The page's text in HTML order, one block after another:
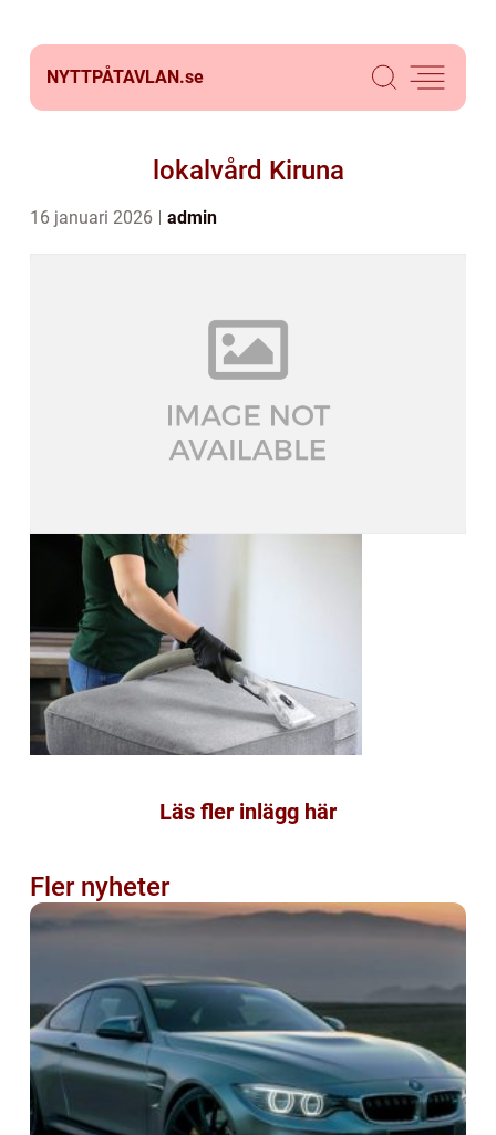
NYTTPÅTAVLAN.se
lokalvård Kiruna
16 januari 2026 admin
Läs fler inlägg här
Fler nyheter